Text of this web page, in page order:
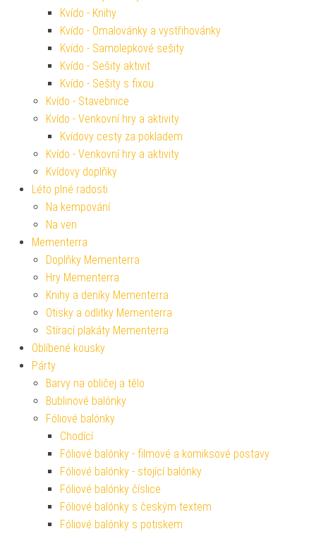
Kvído - Knihy
Kvído - Omalovánky a vystřihovánky
Kvído - Samolepkové sešity
Kvído - Sešity aktivit
Kvído - Sešity s fixou
Kvído - Stavebnice
Kvído - Venkovní hry a aktivity
Kvídovy cesty za pokladem
Kvído - Venkovní hry a aktivity
Kvídovy doplňky
Léto plné radosti
Na kempování
Na ven
Mementerra
Doplňky Mementerra
Hry Mementerra
Knihy a deníky Mementerra
Otisky a odlitky Mementerra
Stírací plakáty Mementerra
Oblíbené kousky
Párty
Barvy na obličej a tělo
Bublinové balónky
Fóliové balónky
Chodící
Fóliové balónky - filmové a komiksové postavy
Fóliové balónky - stojící balónky
Fóliové balónky číslice
Fóliové balónky s českým textem
Fóliové balónky s potiskem